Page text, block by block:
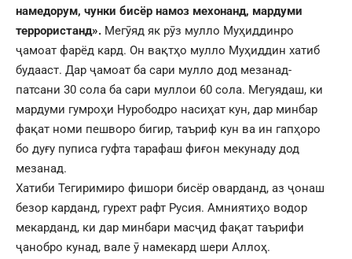
намедорум, чунки бисёр намоз мехонанд, мардуми
террористанд». Мегӯяд як рӯз мулло Муҳиддинро
ҷамоат фарёд кард. Он вақтҳо мулло Муҳиддин хатиб
будааст. Дар ҷамоат ба сари мулло дод мезанад-
патсани 30 сола ба сари муллои 60 сола. Мегуядаш, ки
мардуми гумроҳи Нурободро насиҳат кун, дар минбар
фақат номи пешворо бигир, таъриф кун ва ин гапҳоро
бо дуғу пуписа гуфта тарафаш фиғон мекунаду дод
мезанад.
Хатиби Тегиримиро фишори бисёр оварданд, аз ҷонаш
безор карданд, гурехт рафт Русия. Амниятиҳо водор
мекарданд, ки дар минбари масҷид фақат таърифи
ҷанобро кунад, вале ӯ намекард шери Аллоҳ.